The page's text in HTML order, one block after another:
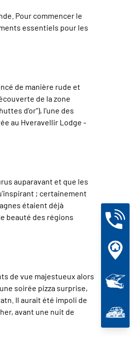
Pour commencer le
essentiels pour les
de manière rude et
de la zone
d’or"), l'une des
au Hveravellir Lodge -
auparavant et que les
; certainement
étaient déjà
beauté des régions
de vue majestueux alors
soirée pizza surprise,
Il aurait été impoli de
avant une nuit de